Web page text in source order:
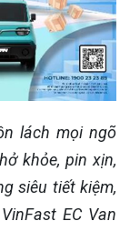
lách mọi ngõ
khỏe, pin xịn,
siêu tiết kiệm,
EC Van